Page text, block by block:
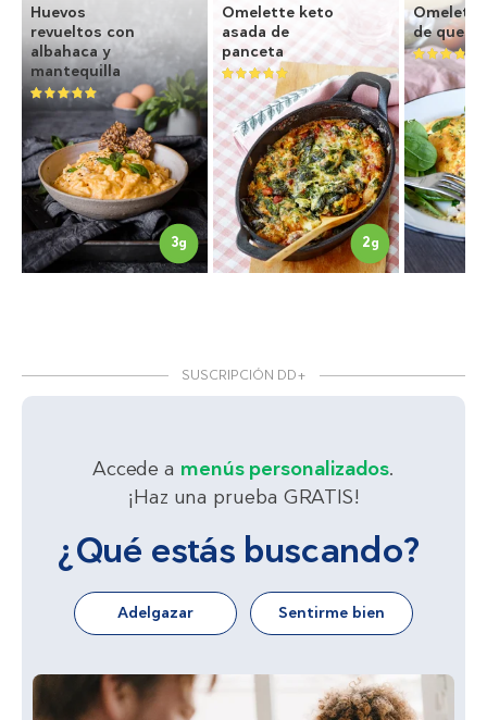
Huevos
revueltos con
albahaca y
mantequilla
3g
Omelette keto
asada de
panceta
2g
de queso
SUSCRIPCIÓN DD+
Accede a menús personalizados.
¡Haz una prueba GRATIS!
¿Qué estás buscando?
Adelgazar Sentirme bien